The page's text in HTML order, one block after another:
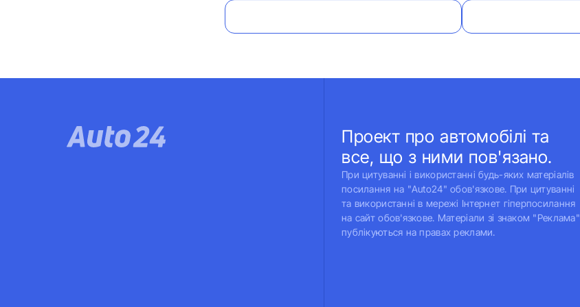
Проект про автомобілі та
все, що з ними пов'язано.
При цитуванні і використанні будь-яких матеріалів
посилання на "Auto24" обов'язкове. При цитуванні
та використанні в мережі Інтернет гіперпосилання
на сайт обов'язкове. Матеріали зі знаком "Реклама"
публікуються на правах реклами.